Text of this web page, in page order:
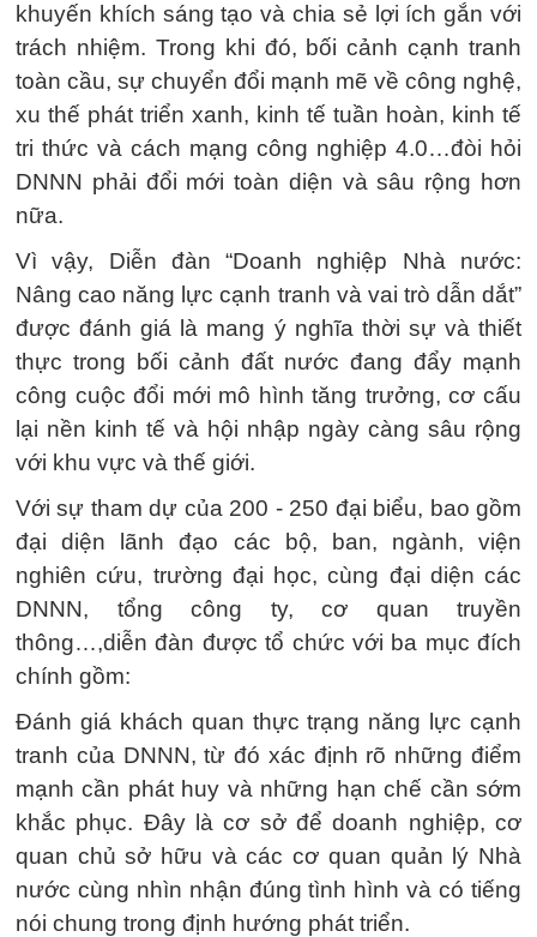
khuyến khích sáng tạo và chia sẻ lợi ích gắn với
trách nhiệm. Trong khi đó, bối cảnh cạnh tranh
toàn cầu, sự chuyển đổi mạnh mẽ về công nghệ,
xu thế phát triển xanh, kinh tế tuần hoàn, kinh tế
tri thức và cách mạng công nghiệp 4.0…đòi hỏi
DNNN phải đổi mới toàn diện và sâu rộng hơn
nữa.
Vì vậy, Diễn đàn “Doanh nghiệp Nhà nước:
Nâng cao năng lực cạnh tranh và vai trò dẫn dắt”
được đánh giá là mang ý nghĩa thời sự và thiết
thực trong bối cảnh đất nước đang đẩy mạnh
công cuộc đổi mới mô hình tăng trưởng, cơ cấu
lại nền kinh tế và hội nhập ngày càng sâu rộng
với khu vực và thế giới.
Với sự tham dự của 200 - 250 đại biểu, bao gồm
đại diện lãnh đạo các bộ, ban, ngành, viện
nghiên cứu, trường đại học, cùng đại diện các
DNNN, tổng công ty, cơ quan truyền
thông…,diễn đàn được tổ chức với ba mục đích
chính gồm:
Đánh giá khách quan thực trạng năng lực cạnh
tranh của DNNN, từ đó xác định rõ những điểm
mạnh cần phát huy và những hạn chế cần sớm
khắc phục. Đây là cơ sở để doanh nghiệp, cơ
quan chủ sở hữu và các cơ quan quản lý Nhà
nước cùng nhìn nhận đúng tình hình và có tiếng
nói chung trong định hướng phát triển.